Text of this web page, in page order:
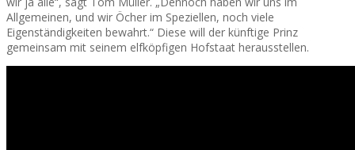
Allgemeinen, und wir Öcher im Speziellen, noch viele
Eigenständigkeiten bewahrt.“ Diese will der künftige Prinz
gemeinsam mit seinem elfköpfigen Hofstaat herausstellen.